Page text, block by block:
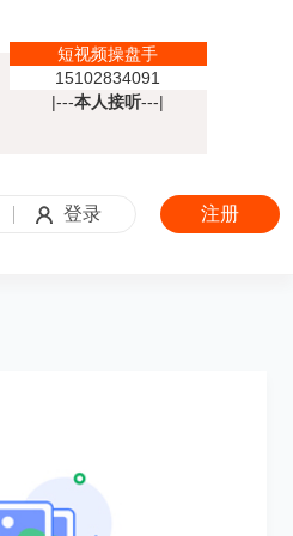
短视频操盘手
15102834091
|---本人接听---|
登录 注册